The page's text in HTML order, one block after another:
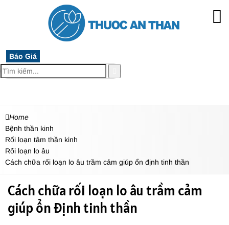
Báo Giá
Home
Bệnh thần kinh
Rối loạn tâm thần kinh
Rối loạn lo âu
Cách chữa rối loạn lo âu trầm cảm giúp ổn định tinh thần
Cách chữa rối loạn lo âu trầm cảm
giúp ổn định tinh thần